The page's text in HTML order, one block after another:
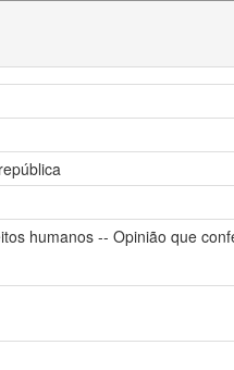
humanos -- Opinião que